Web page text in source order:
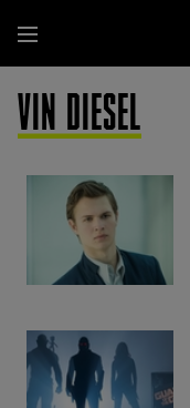
contenido
principal
Menú
VIN DIESEL